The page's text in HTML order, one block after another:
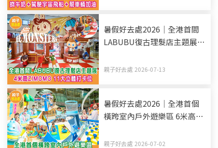
暑假好去處2026｜全港首間
LABUBU復古理髮店主題展 4
位
親子好去處 2026-07-13
暑假好去處2026｜全港首個
橫跨室內戶外遊樂區 6米高滑
親子好去處 2026-07-02